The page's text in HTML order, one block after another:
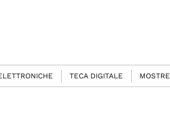
TECA DIGITALE MOSTRE